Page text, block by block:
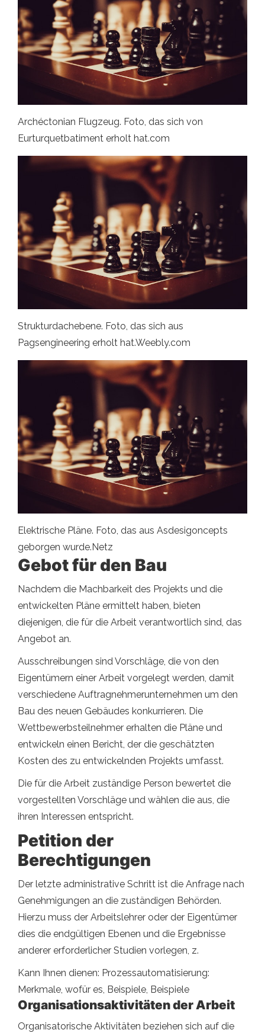
Archéctonian Flugzeug. Foto, das sich von
Eurturquetbatiment erholt hat.com
Strukturdachebene. Foto, das sich aus
Pagsengineering erholt hat.Weebly.com
Elektrische Pläne. Foto, das aus Asdesigoncepts
geborgen wurde.Netz
Gebot für den Bau
Nachdem die Machbarkeit des Projekts und die
entwickelten Pläne ermittelt haben, bieten
diejenigen, die für die Arbeit verantwortlich sind, das
Angebot an.
Ausschreibungen sind Vorschläge, die von den
Eigentümern einer Arbeit vorgelegt werden, damit
verschiedene Auftragnehmerunternehmen um den
Bau des neuen Gebäudes konkurrieren. Die
Wettbewerbsteilnehmer erhalten die Pläne und
entwickeln einen Bericht, der die geschätzten
Kosten des zu entwickelnden Projekts umfasst.
Die für die Arbeit zuständige Person bewertet die
vorgestellten Vorschläge und wählen die aus, die
ihren Interessen entspricht.
Petition der
Berechtigungen
Der letzte administrative Schritt ist die Anfrage nach
Genehmigungen an die zuständigen Behörden.
Hierzu muss der Arbeitslehrer oder der Eigentümer
dies die endgültigen Ebenen und die Ergebnisse
anderer erforderlicher Studien vorlegen, z.
Kann Ihnen dienen: Prozessautomatisierung:
Merkmale, wofür es, Beispiele, Beispiele
Organisationsaktivitäten der Arbeit
Organisatorische Aktivitäten beziehen sich auf die